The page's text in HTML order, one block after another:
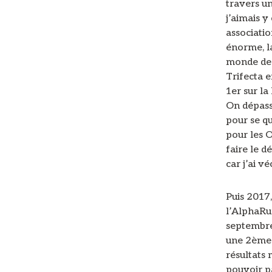
travers
j’aimais
énorme,
monde
Trifecta
1er sur la
On
pour se
pour les
faire le
car j’ai
Puis
une
résultats